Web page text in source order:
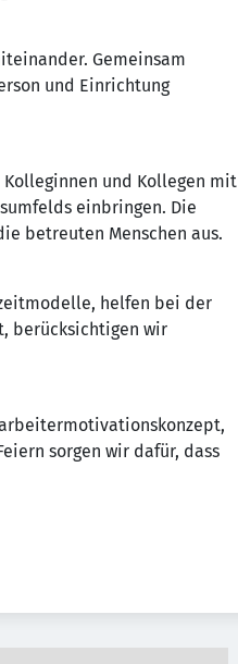
Gemeinsam
und Einrichtung
Kolleginnen und Kollegen mit
einbringen. Die
betreuten Menschen aus.
helfen bei der
berücksichtigen wir
sorgen wir dafür, dass